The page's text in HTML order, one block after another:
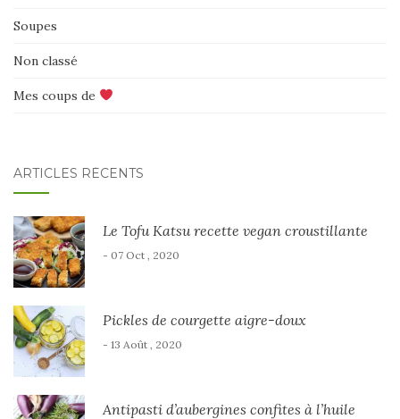
Soupes
Non classé
Mes coups de
ARTICLES RÉCENTS
Le Tofu Katsu recette vegan croustillante
- 07 Oct , 2020
Pickles de courgette aigre-doux
- 13 Août , 2020
Antipasti d’aubergines confites à l’huile